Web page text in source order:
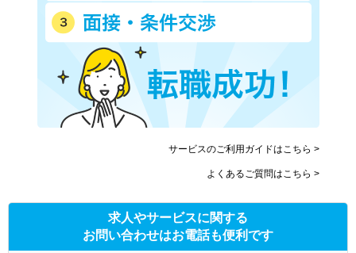
サービスのご利用ガイドはこちら >
よくあるご質問はこちら >
求人やサービスに関する
お問い合わせはお電話も便利です